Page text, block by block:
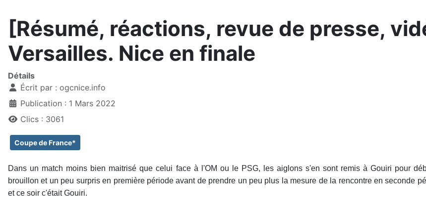
[Résumé, réactions, revue de presse,
Versailles. Nice en finale
Détails
Écrit par : ogcnice.info
Publication : 1 Mars 2022
Clics : 3061
Coupe de France*
Dans un match moins bien maitrisé que celui face à l'OM ou le PSG, les aiglons s'en sont remis à Gouiri pour
brouillon et un peu surpris en première période avant de prendre un peu plus la mesure de la rencontre en seconde
et ce soir c'était Gouiri.